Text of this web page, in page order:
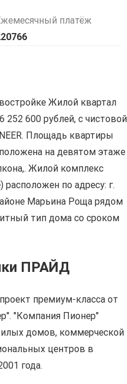
платёж
Жилой квартал
600 рублей, с чистовой
Площадь квартиры
на девятом этаже
Жилой комплекс
по адресу: г.
Марьина Роща рядом
тип дома со сроком
ПРАЙД
премиум-класса от
"Компания Пионер"
домов, коммерческой
центров в
года.